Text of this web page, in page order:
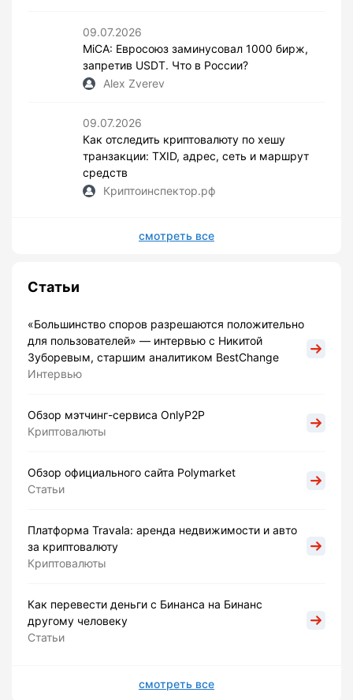
09.07.2026
MiCA: Евросоюз заминусовал 1000 бирж,
запретив USDT. Что в России?
Alex Zverev
09.07.2026
Как отследить криптовалюту по хешу
транзакции: TXID, адрес, сеть и маршрут
средств
Криптоинспектор.рф
смотреть все
Статьи
«Большинство споров разрешаются положительно
для пользователей» — интервью с Никитой
Зуборевым, старшим аналитиком BestChange
Интервью
Обзор мэтчинг-сервиса OnlyP2P
Криптовалюты
Обзор официального сайта Polymarket
Статьи
Платформа Travala: аренда недвижимости и авто
за криптовалюту
Криптовалюты
Как перевести деньги с Бинанса на Бинанс
другому человеку
Статьи
смотреть все